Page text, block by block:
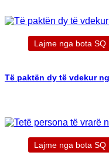
Lajme nga bota SQ
Të paktën dy të vdekur
Lajme nga bota SQ